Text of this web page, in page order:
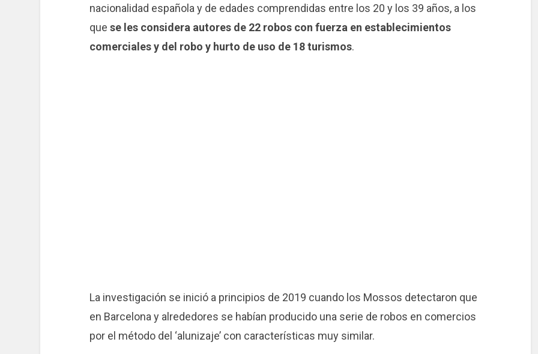
nacionalidad española y de edades comprendidas entre los 20 y los 39 años, a los
que se les considera autores de 22 robos con fuerza en establecimientos
comerciales y del robo y hurto de uso de 18 turismos.
La investigación se inició a principios de 2019 cuando los Mossos detectaron que
en Barcelona y alrededores se habían producido una serie de robos en comercios
por el método del ‘alunizaje’ con características muy similar.